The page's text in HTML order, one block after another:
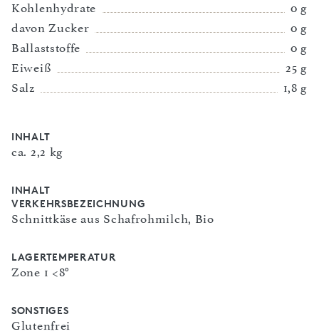
Kohlenhydrate
0 g
davon Zucker
0 g
Ballaststoffe
0 g
Eiweiß
25 g
Salz
1,8 g
INHALT
ca. 2,2 kg
INHALT
VERKEHRSBEZEICHNUNG
Schnittkäse aus Schafrohmilch, Bio
LAGERTEMPERATUR
Zone 1 <8°
SONSTIGES
Glutenfrei